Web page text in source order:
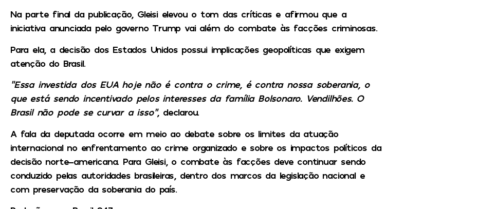
Na parte final da publicação, Gleisi elevou o tom das críticas e afirmou que a
iniciativa anunciada pelo governo Trump vai além do combate às facções criminosas.
Para ela, a decisão dos Estados Unidos possui implicações geopolíticas que exigem
atenção do Brasil.
“Essa investida dos EUA hoje não é contra o crime, é contra nossa soberania, o
que está sendo incentivado pelos interesses da família Bolsonaro. Vendilhões. O
Brasil não pode se curvar a isso”, declarou.
A fala da deputada ocorre em meio ao debate sobre os limites da atuação
internacional no enfrentamento ao crime organizado e sobre os impactos políticos da
decisão norte-americana. Para Gleisi, o combate às facções deve continuar sendo
conduzido pelas autoridades brasileiras, dentro dos marcos da legislação nacional e
com preservação da soberania do país.